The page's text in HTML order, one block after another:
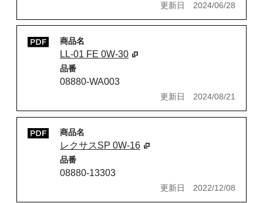
更新日 2024/06/28
商品名
LL-01 FE 0W-30
品番
08880-WA003
更新日 2024/08/21
商品名
レクサスSP 0W-16
品番
08880-13303
更新日 2022/12/08